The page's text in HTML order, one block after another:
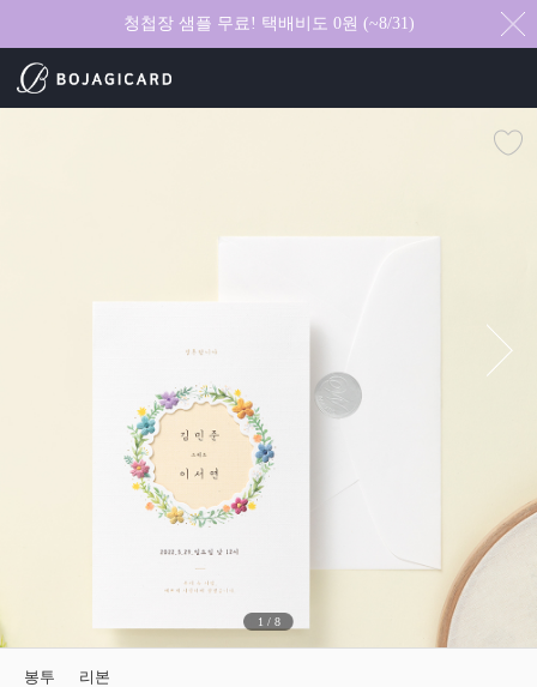
청첩장 샘플 무료! 택배비도 0원 (~8/31)
1 / 8
봉투 리본